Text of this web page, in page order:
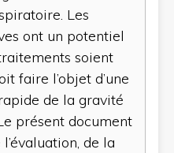
Les
ont un potentiel
soient
faire l’objet d’une
de la gravité
présent document
de la